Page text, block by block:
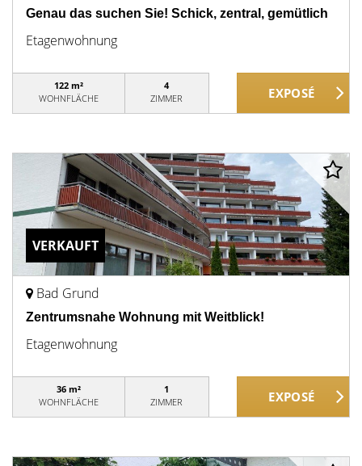
Genau das suchen Sie! Schick, zentral, gemütlich
Etagenwohnung
122 m²
WOHNFLÄCHE
4
ZIMMER
VERKAUFT
Bad Grund
Zentrumsnahe Wohnung mit Weitblick!
Etagenwohnung
36 m²
WOHNFLÄCHE
1
ZIMMER